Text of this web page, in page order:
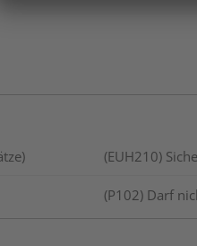
(EUH210)
(P102) Darf